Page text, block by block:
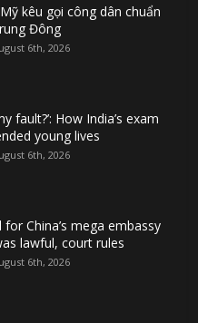
kêu gọi công dân chuẩn
Đông
6th, 2026
fault?’: How India’s exam
young lives
6th, 2026
for China’s mega embassy
lawful, court rules
6th, 2026